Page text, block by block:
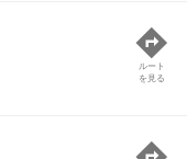
ルート
を見る